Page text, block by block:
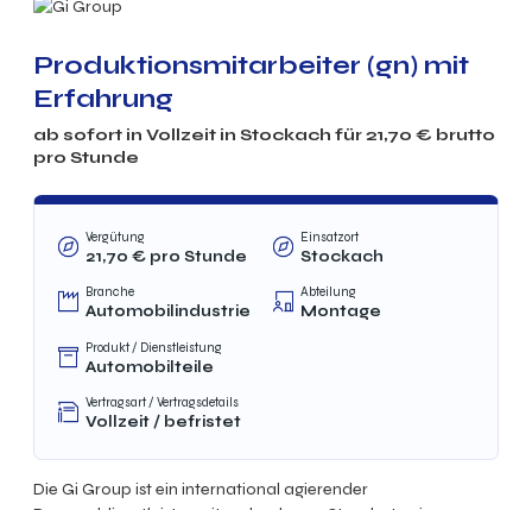
Produktionsmitarbeiter (gn) mit
Erfahrung
ab sofort in Vollzeit in Stockach für21,70 € brutto
pro Stunde
Vergütung
21,70 € pro Stunde
Einsatzort
Stockach
Branche
Automobilindustrie
Abteilung
Montage
Produkt / Dienstleistung
Automobilteile
Vertragsart / Vertragsdetails
Vollzeit / befristet
Die Gi Group ist ein international agierender